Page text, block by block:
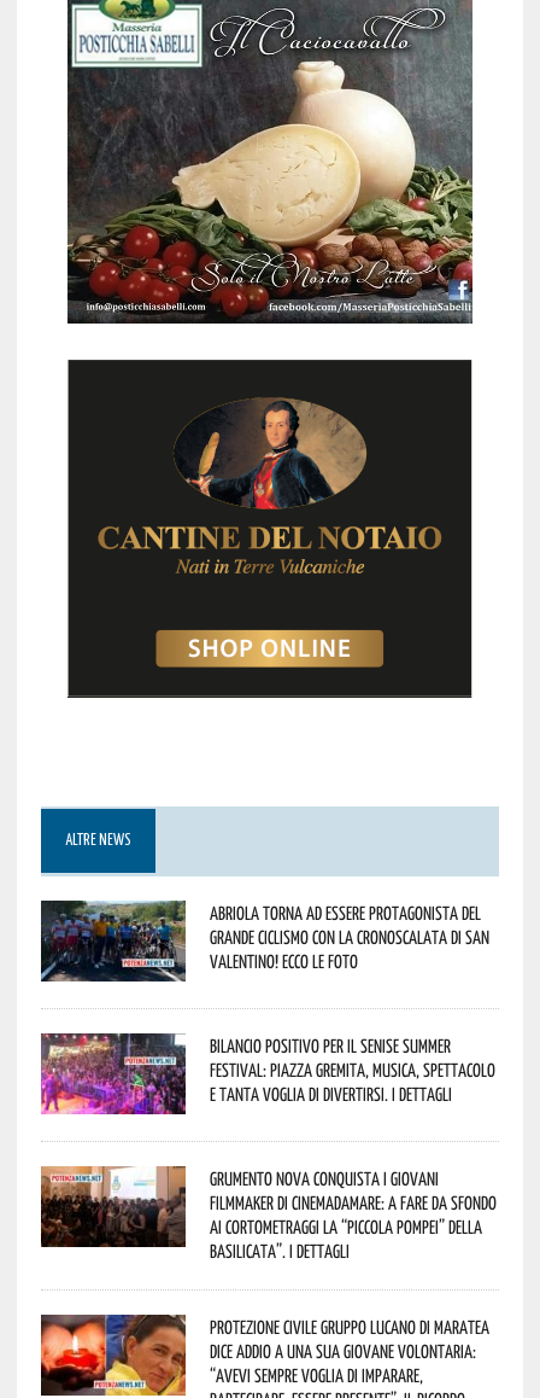
ALTRE NEWS
Abriola torna ad essere protagonista del
grande ciclismo con la Cronoscalata di San
Valentino! Ecco le foto
Bilancio positivo per il Senise Summer
Festival: piazza gremita, musica, spettacolo
e tanta voglia di divertirsi. I dettagli
Grumento Nova conquista i giovani
filmmaker di Cinemadamare: a fare da sfondo
ai cortometraggi la “Piccola Pompei” della
Basilicata”. I dettagli
Protezione Civile Gruppo Lucano di Maratea
dice addio a una sua giovane volontaria:
“avevi sempre voglia di imparare,